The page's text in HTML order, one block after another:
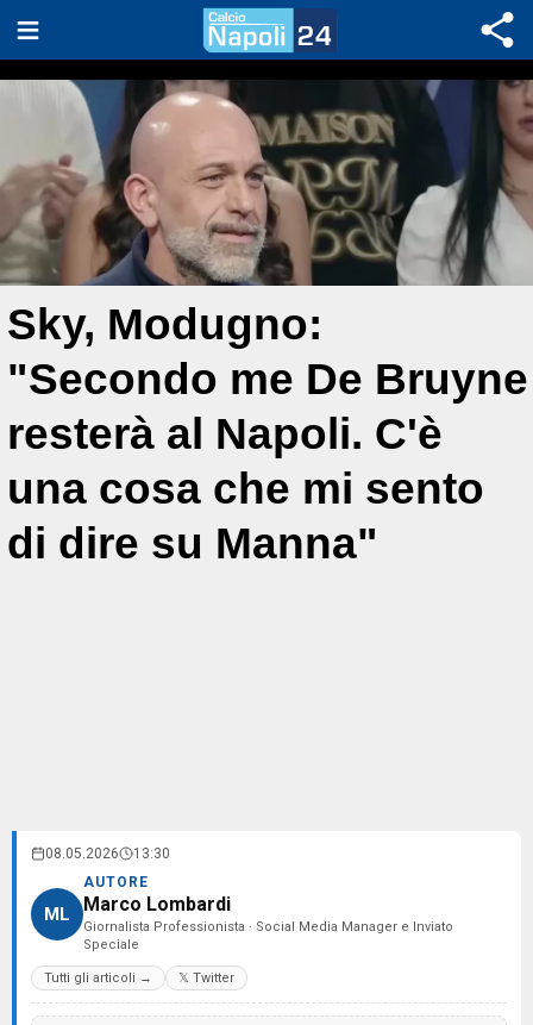
Sky, Modugno:
"Secondo me De Bruyne
resterà al Napoli. C'è
una cosa che mi sento
di dire su Manna"
08.05.2026 13:30
ML
AUTORE
Marco Lombardi
Giornalista Professionista · Social Media Manager e Inviato
Speciale
Tutti gli articoli → 𝕏 Twitter